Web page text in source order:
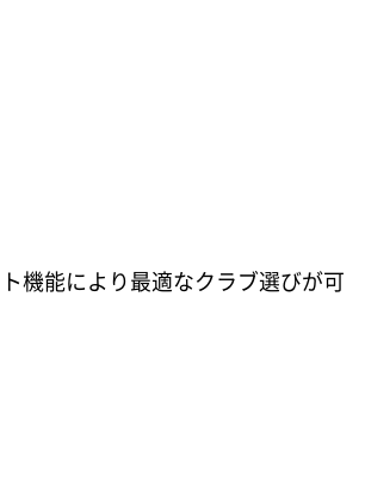
機能により最適なクラブ選びが可